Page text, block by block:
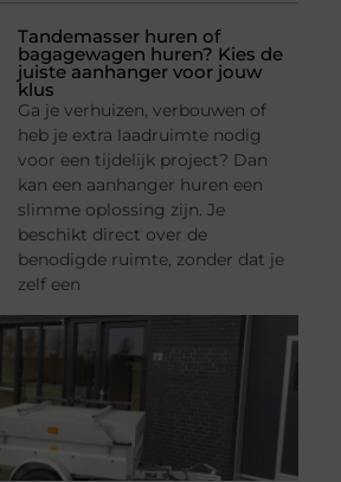
Tandemasser huren of
bagagewagen huren? Kies de
juiste aanhanger voor jouw
klus
Ga je verhuizen, verbouwen of
heb je extra laadruimte nodig
voor een tijdelijk project? Dan
kan een aanhanger huren een
slimme oplossing zijn. Je
beschikt direct over de
benodigde ruimte, zonder dat je
zelf een